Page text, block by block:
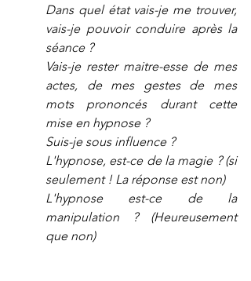
Dans quel état vais-je me trouver,
vais-je pouvoir conduire après la
séance ?
Vais-je rester maitre-esse de mes
actes, de mes gestes de mes
mots prononcés durant cette
mise en hypnose ?
Suis-je sous influence ?
L'hypnose, est-ce de la magie ? (si
seulement ! La réponse est non)
L'hypnose est-ce de la
manipulation ? (Heureusement
que non)